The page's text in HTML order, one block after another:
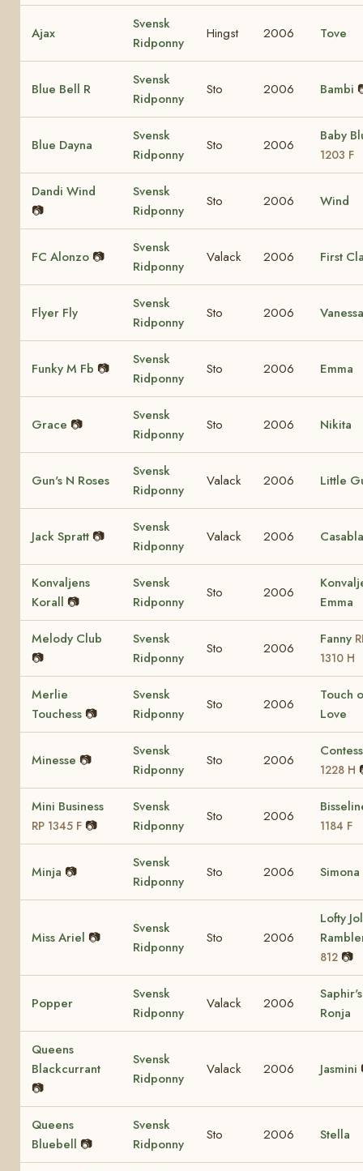
Ajax
Svensk
Ridponny
Hingst 2006 Tove
Blue Bell R
Svensk
Ridponny
Sto 2006 Bambi
Blue Dayna
Svensk
Ridponny
Sto 2006
Baby
1203 F
Dandi Wind
📷
Svensk
Ridponny
Sto 2006 Wind
FC Alonzo 📷
Svensk
Ridponny
Valack 2006 First
Flyer Fly
Svensk
Ridponny
Sto 2006 Vanessa
Funky M Fb 📷
Svensk
Ridponny
Sto 2006 Emma
Grace 📷
Svensk
Ridponny
Sto 2006 Nikita
Gun's N Roses
Svensk
Ridponny
Valack 2006 Little
Jack Spratt 📷
Svensk
Ridponny
Valack 2006
Konvaljens
Korall 📷
Svensk
Ridponny
Sto 2006
Emma
Melody Club
📷
Svensk
Ridponny
Sto 2006
Fanny
1310 H
Merlie
Touchess 📷
Svensk
Ridponny
Sto 2006
Touch
Love
Minesse 📷
Svensk
Ridponny
Sto 2006
1228 H
Mini Business
RP 1345 F 📷
Svensk
Ridponny
Sto 2006
1184 F
Minja 📷
Svensk
Ridponny
Sto 2006 Simona
Miss Ariel 📷
Svensk
Ridponny
Sto 2006
Lofty
812 📷
Popper
Svensk
Ridponny
Valack 2006
Saphir's
Ronja
Queens
Blackcurrant
📷
Svensk
Ridponny
Valack 2006 Jasmini
Queens
Bluebell 📷
Svensk
Ridponny
Sto 2006 Stella